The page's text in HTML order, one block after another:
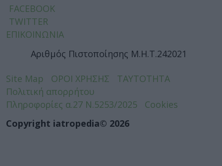
FACEBOOK
TWITTER
ΕΠΙΚΟΙΝΩΝΙΑ
Αριθμός Πιστοποίησης Μ.Η.Τ.242021
Site Map ΟΡΟΙ ΧΡΗΣΗΣ
ΤΑΥΤΟΤΗΤΑ
Πολιτική απορρήτου
Πληροφορίες α.27 Ν.5253/2025
Cookies
Copyright iatropedia© 2026